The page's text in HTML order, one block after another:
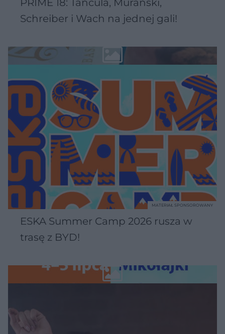
PRIME 18: Tańcula, Murański,
Schreiber i Wach na jednej gali!
ESKA Summer Camp 2026 rusza w
trasę z BYD!
MATERIAŁ SPONSOROWANY